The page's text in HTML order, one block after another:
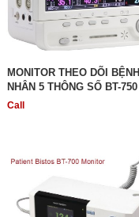
MONITOR THEO DÕI BỆNH
NHÂN 5 THÔNG SỐ BT-750
Call